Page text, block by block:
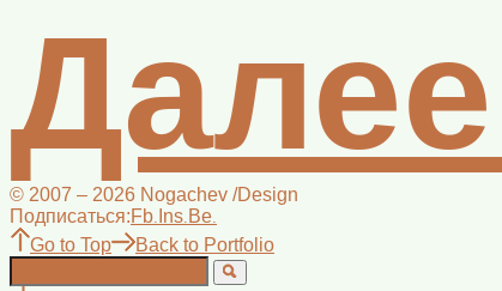
Далее
© 2007 – 2026 Nogachev /Design
Подписаться:Fb Ins Be
Go to Top Back to Portfolio